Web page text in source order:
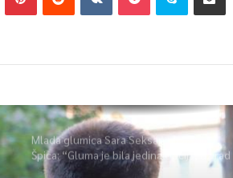
Mlada glumica Sara Seksan u emisiji
Špica: “Gluma je bila jedina opcija, uz rad
i disciplinu sve je moguće”